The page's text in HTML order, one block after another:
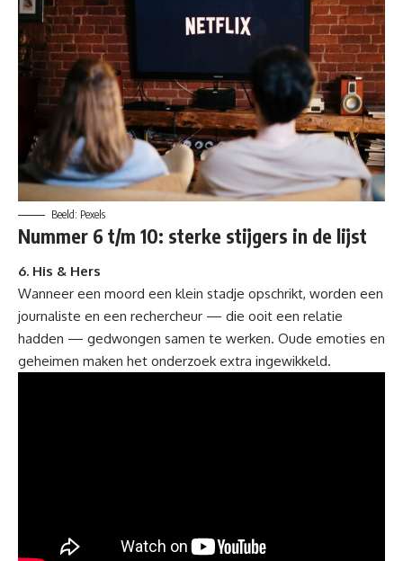
Beeld: Pexels
Nummer 6 t/m 10: sterke stijgers in de lijst
6. His & Hers
Wanneer een moord een klein stadje opschrikt, worden een
journaliste en een rechercheur — die ooit een relatie
hadden — gedwongen samen te werken. Oude emoties en
geheimen maken het onderzoek extra ingewikkeld.